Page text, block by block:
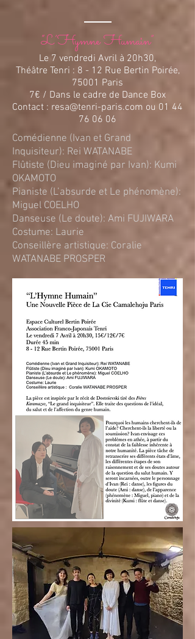
“L’Hymne Humain”
Le 7 vendredi Avril à 20h30,
Théâtre Tenri : 8 - 12 Rue Bertin Poirée,
75001 Paris
7€ / Dans le cadre de Dance Box
Contact : resa@tenri-paris.com ou 01 44
76 06 06
Comédienne (Ivan et Grand
Inquisiteur): Rei WATANABE
Flûtiste (Dieu imaginé par Ivan): Kumi
OKAMOTO
Pianiste (L’absurde et Le phénomène):
Miguel COELHO
Danseuse (Le doute): Ami FUJIWARA
Costume: Laurie
Conseillère artistique: Coralie
WATANABE PROSPER